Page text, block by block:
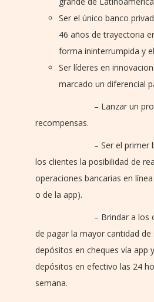
Ser el único banco
46 años de trayectoria
forma ininterrumpida y
Ser líderes en
marcado un diferencial
– Lanzar un
recompensas.
– Ser el primer
los clientes la posibilidad de
operaciones bancarias en
o de la app).
– Brindar a los
de pagar la mayor cantidad de
depósitos en cheques vía app
depósitos en efectivo las 24
semana.